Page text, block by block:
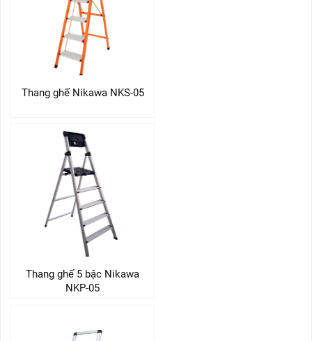
Thang ghế Nikawa NKS-05
Thang ghế 5 bậc Nikawa
NKP-05